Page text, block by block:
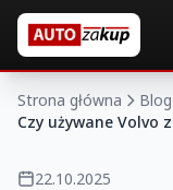
Strona główna
Blog
Czy używane Volvo
22.10.2025